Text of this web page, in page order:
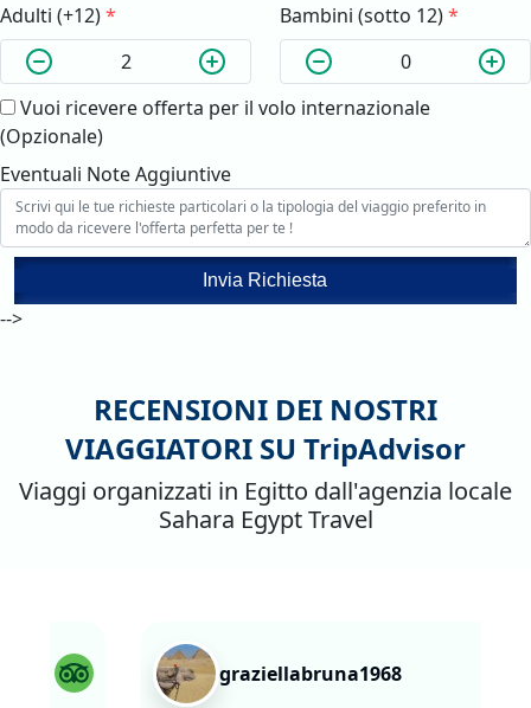
Adulti (+12)* Bambini (sotto 12)*
Vuoi ricevere offerta per il volo internazionale
(Opzionale)
Eventuali Note Aggiuntive
Invia Richiesta
-->
RECENSIONI DEI NOSTRI
VIAGGIATORI SU TripAdvisor
Viaggi organizzati in Egitto dall'agenzia locale
Sahara Egypt Travel
graziellabruna1968